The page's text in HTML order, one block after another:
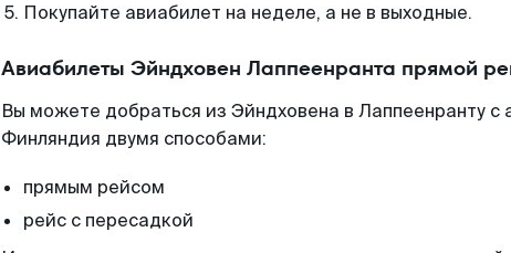
Покупайте авиабилет на неделе, а не в выходные.
Авиабилеты Эйндховен Лаппеенранта прямой
Вы можете добраться из Эйндховена в Лаппеенранту с
Финляндия двумя способами:
прямым рейсом
рейс с пересадкой